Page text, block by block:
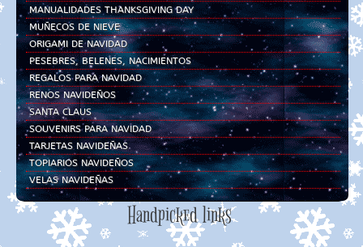
MANUALIDADES THANKSGIVING DAY
MUÑECOS DE NIEVE
ORIGAMI DE NAVIDAD
PESEBRES, BELENES, NACIMIENTOS
REGALOS PARA NAVIDAD
RENOS NAVIDEÑOS
SANTA CLAUS
SOUVENIRS PARA NAVIDAD
TARJETAS NAVIDEÑAS
TOPIARIOS NAVIDEÑOS
VELAS NAVIDEÑAS
Handpicked links